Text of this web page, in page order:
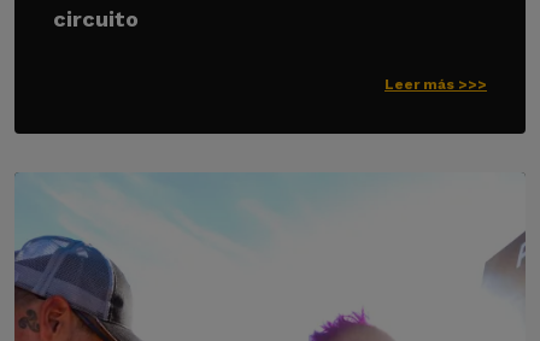
circuito
Leer más >>>